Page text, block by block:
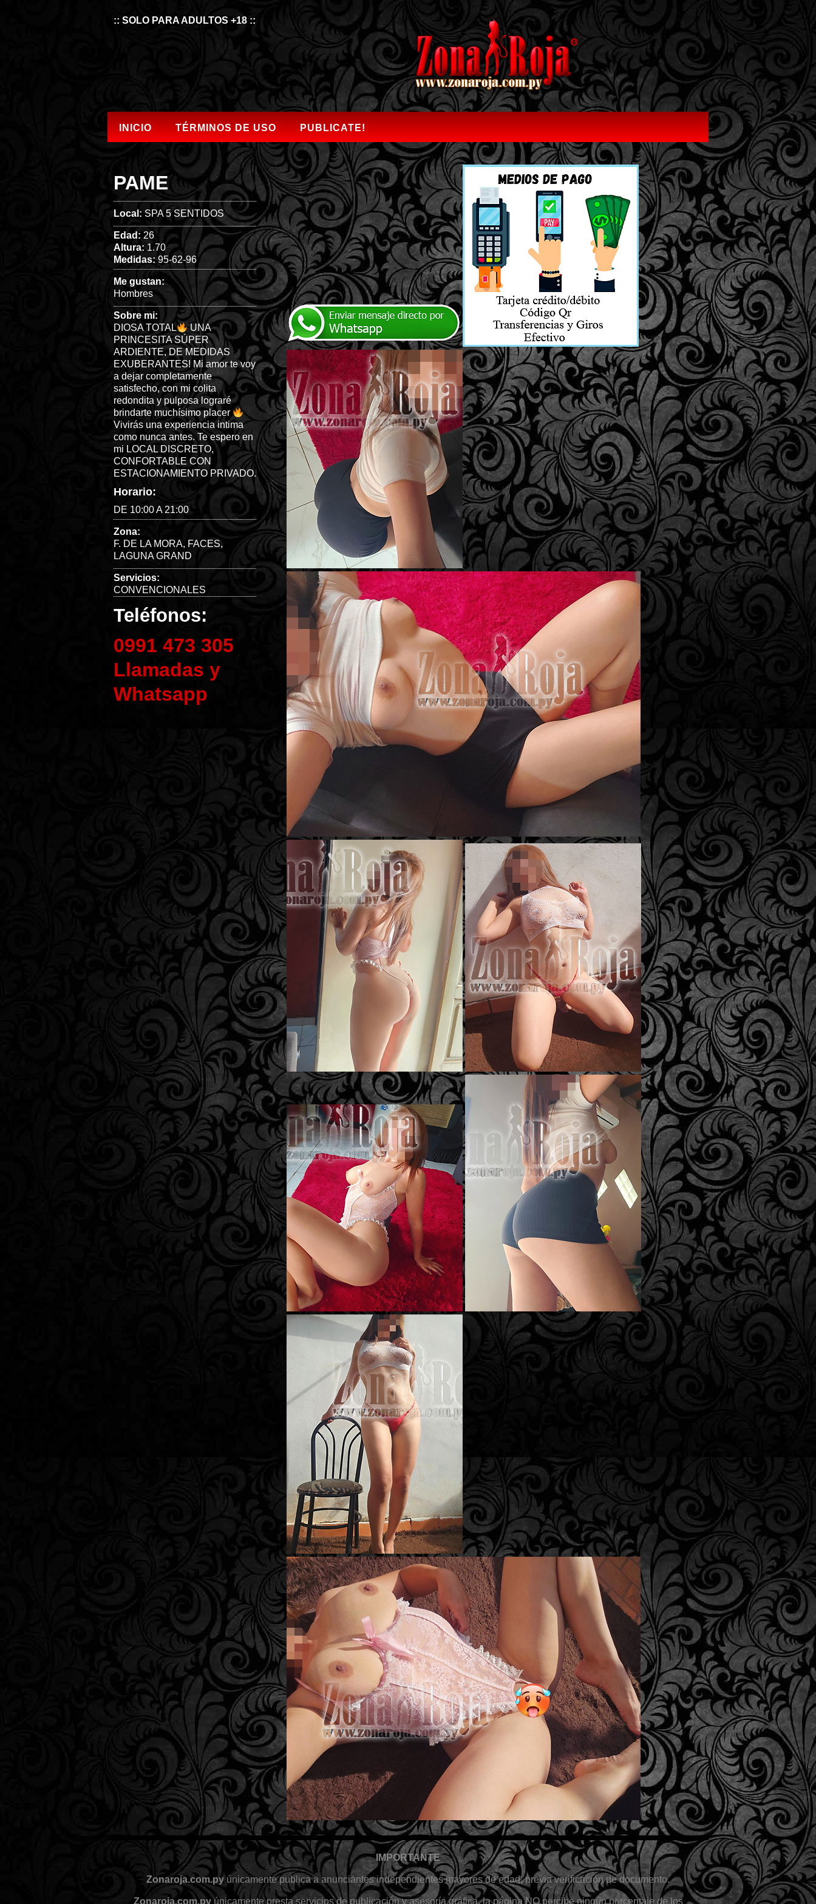
:: SOLO PARA ADULTOS +18 ::
INICIO TÉRMINOS DE USO PUBLICATE!
PAME
Local: SPA 5 SENTIDOS
Edad: 26
Altura: 1.70
Medidas:95-62-96
Me gustan:
Hombres
Sobre mi:
DIOSA TOTAL
UNA
PRINCESITA SÚPER
ARDIENTE, DE MEDIDAS
EXUBERANTES! Mi amor te voy
a dejar completamente
satisfecho, con mi colita
redondita y pulposa lograré
brindarte muchísimo placer
Vivirás una experiencia intima
como nunca antes. Te espero en
mi LOCAL DISCRETO,
CONFORTABLE CON
ESTACIONAMIENTO PRIVADO.
Horario:
DE 10:00 A 21:00
Zona:
F. DE LA MORA, FACES,
LAGUNA GRAND
Servicios:
CONVENCIONALES
Teléfonos:
0991 473 305
Llamadas y
Whatsapp
IMPORTANTE
Zonaroja.com.pyúnicamente publica a anunciantes independientes mayores de edad, previa verificación de documento.
Zonaroja.com.pyúnicamente presta servicios de publicación y asesoría gráfica, la página NO percibe ningún porcentaje de los